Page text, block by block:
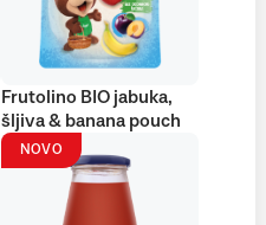
Frutolino BIO jabuka,
šljiva & banana pouch
NOVO